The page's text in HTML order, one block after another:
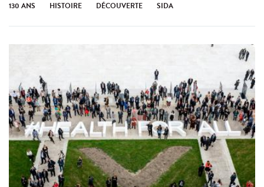
130 ANS HISTOIRE DÉCOUVERTE SIDA